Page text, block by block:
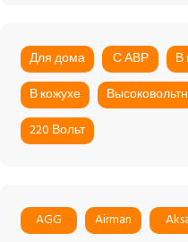
Для дома С АВР В
В кожухе
220 Вольт
AGG Airman